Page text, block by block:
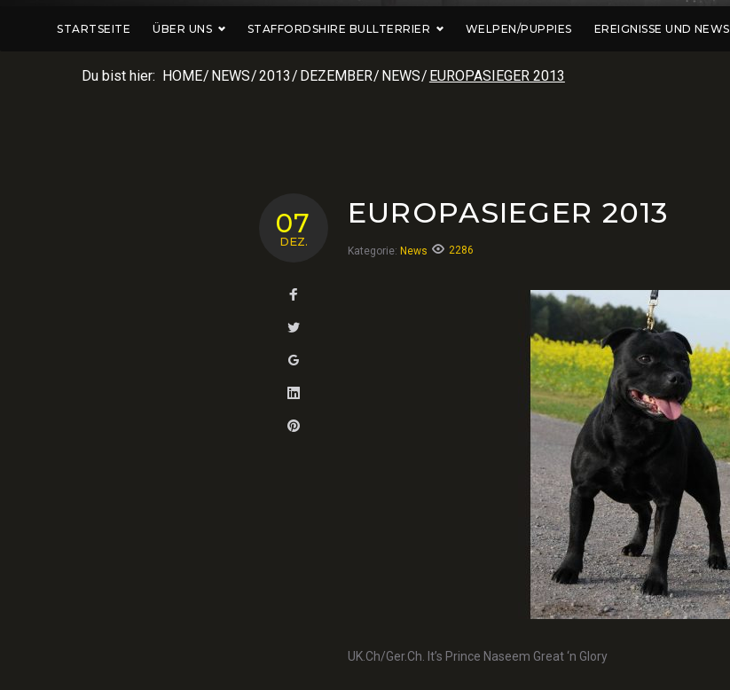
STARTSEITE ÜBER UNS STAFFORDSHIRE BULLTERRIER WELPEN/PUPPIES EREIGNISSE UND NEWS
Du bist hier: HOME/ NEWS/2013 / DEZEMBER/ NEWS/ EUROPASIEGER 2013
07
DEZ.
Twitter
Pinterest
EUROPASIEGER 2013
Kategorie: News 2286
UK.Ch/Ger.Ch. It’s Prince Naseem Great ‘n Glory